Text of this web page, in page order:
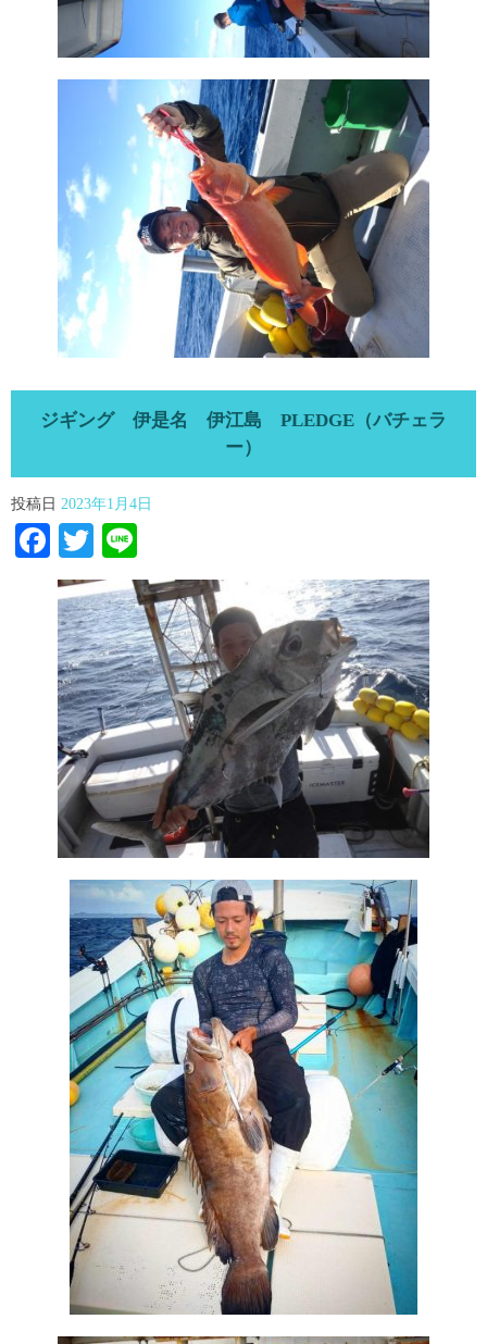
ジギング 伊是名 伊江島 PLEDGE（バチェラ
ー）
投稿日 2023年1月4日
Facebook
Twitter